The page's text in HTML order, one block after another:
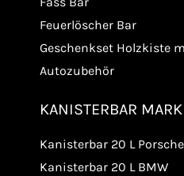
Feuerlöscher Bar
Geschenkset Holzkiste
Autozubehör
KANISTERBAR
Kanisterbar 20 L Porsche
Kanisterbar 20 L BMW